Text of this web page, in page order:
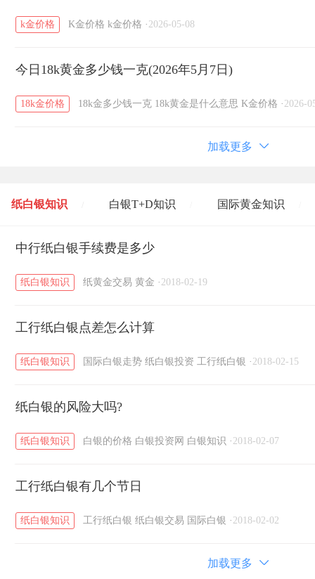
k金价格 K金价格 k金价格 · 2026-05-08
今日18k黄金多少钱一克(2026年5月7日)
18k金价格 18k金多少钱一克 18k黄金是什么意思 K金价格 · 2026-
加载更多
纸白银知识 白银T+D知识 国际黄金知识
黄金T+D知识 / 粤贵银知识
中行纸白银手续费是多少
纸白银知识 纸黄金交易 黄金 · 2018-02-19
工行纸白银点差怎么计算
纸白银知识 国际白银走势 纸白银投资 工行纸白银 · 2018-02-15
纸白银的风险大吗?
纸白银知识 白银的价格 白银投资网 白银知识 · 2018-02-07
工行纸白银有几个节日
纸白银知识 工行纸白银 纸白银交易 国际白银 · 2018-02-02
加载更多